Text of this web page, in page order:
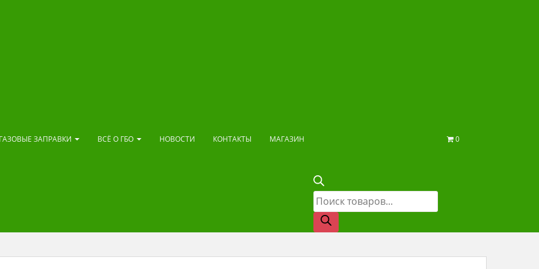
ГАЗОВЫЕ ЗАПРАВКИ ВСЁ О ГБО НОВОСТИ КОНТАКТЫ МАГАЗИН
Поиск
товаров
0